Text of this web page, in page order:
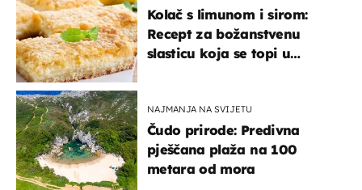
Kolač s limunom i sirom:
Recept za božanstvenu
slasticu koja se topi u
NAJMANJA NA SVIJETU
Čudo prirode: Predivna
pješčana plaža na 100
metara od mora